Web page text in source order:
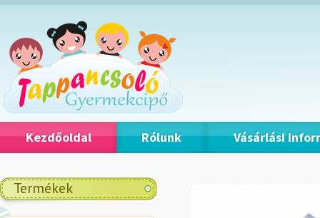
Kezdőoldal Rólunk Vásárlási
Termékek